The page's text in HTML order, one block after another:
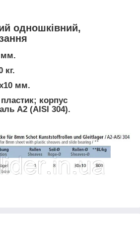
одношківний,
мм.
кг.
мм.
корпус
А2 (AISI 304).